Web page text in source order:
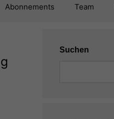
Abonnements Team
Suchen